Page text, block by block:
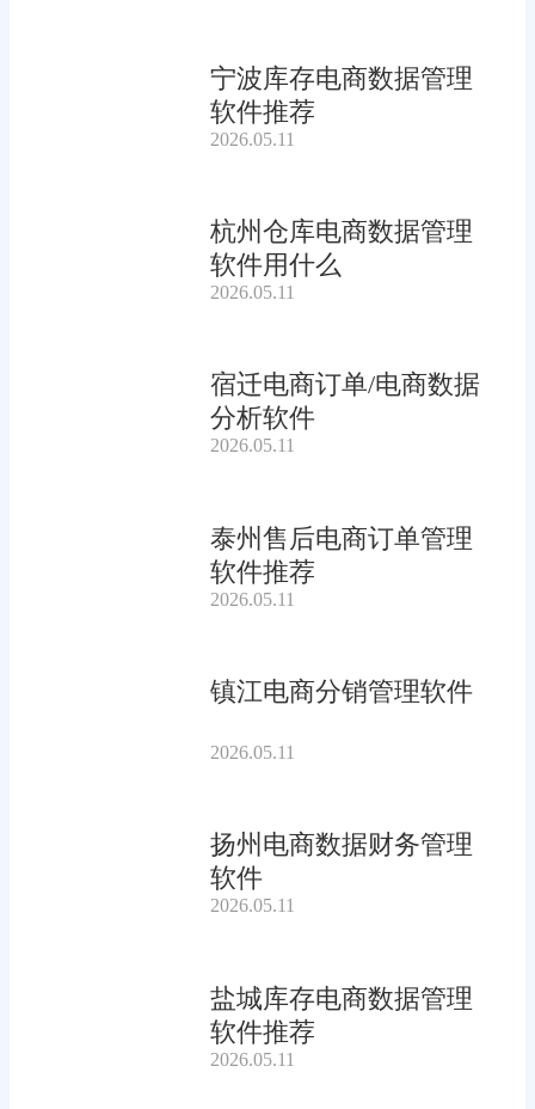
宁波库存电商数据管理
软件推荐
2026.05.11
杭州仓库电商数据管理
软件用什么
2026.05.11
宿迁电商订单/电商数据
分析软件
2026.05.11
泰州售后电商订单管理
软件推荐
2026.05.11
镇江电商分销管理软件
2026.05.11
扬州电商数据财务管理
软件
2026.05.11
盐城库存电商数据管理
软件推荐
2026.05.11